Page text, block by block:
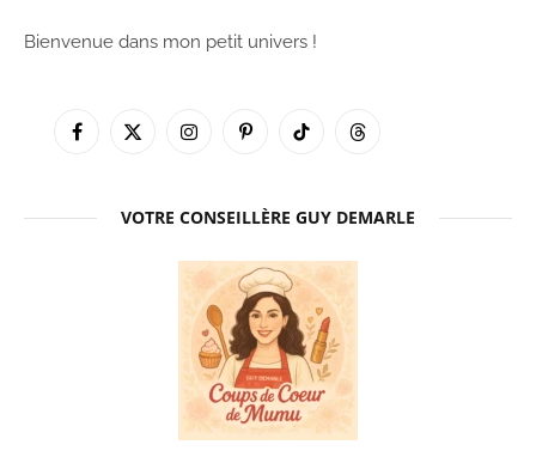
Bienvenue dans mon petit univers !
Facebook
X
InstagramPinterestTikTok Threads
VOTRE CONSEILLÈRE GUY DEMARLE